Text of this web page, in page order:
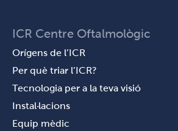
ICR Centre Oftalmològic
Orígens de l’ICR
Per què triar l’ICR?
Tecnologia per a la teva visió
Instal·lacions
Equip mèdic